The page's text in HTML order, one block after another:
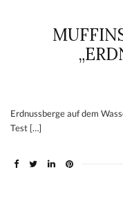
Erdnussberge auf dem
Test […]